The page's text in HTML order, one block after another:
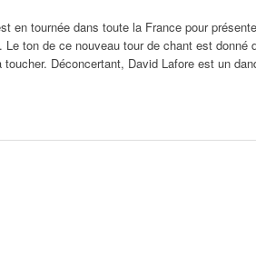
en tournée dans toute la France pour
ton de ce nouveau tour de chant est donné
Déconcertant, David Lafore est un